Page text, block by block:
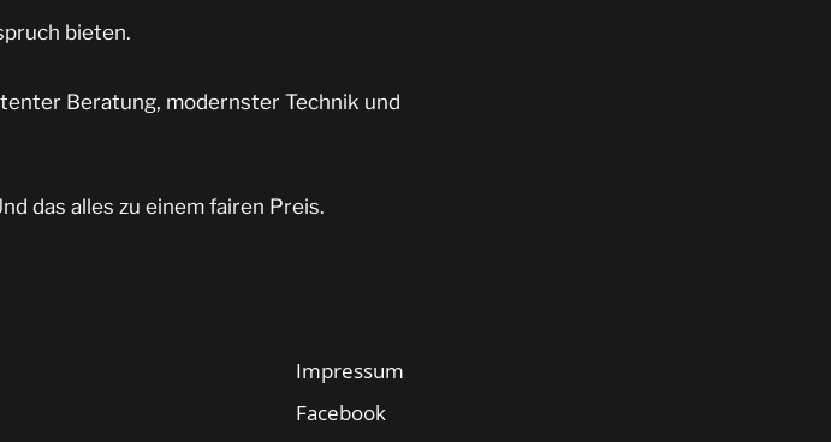
bieten.
Beratung, modernster Technik und
das alles zu einem fairen Preis.
Impressum
Facebook